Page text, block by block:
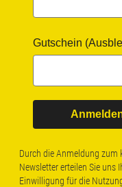
Gutschein
Durch die Anmeldung zum
Newsletter erteilen Sie uns
Einwilligung für die